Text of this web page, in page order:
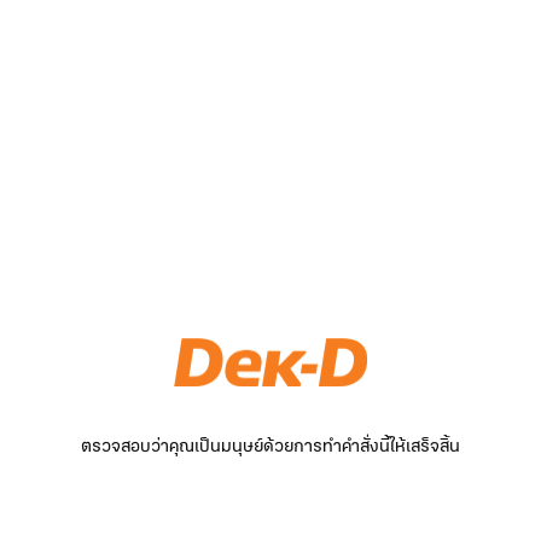
ตรวจสอบว่าคุณเป็นมนุษย์ด้วยการทำคำสั่งนี้ให้เสร็จสิ้น